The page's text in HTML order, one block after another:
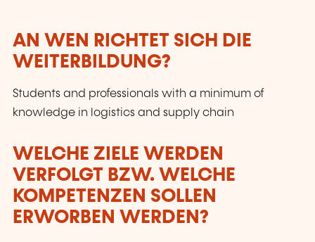
AN WEN RICHTET SICH DIE
WEITERBILDUNG?
Students and professionals with a minimum of
knowledge in logistics and supply chain
WELCHE ZIELE WERDEN
VERFOLGT BZW. WELCHE
KOMPETENZEN SOLLEN
ERWORBEN WERDEN?